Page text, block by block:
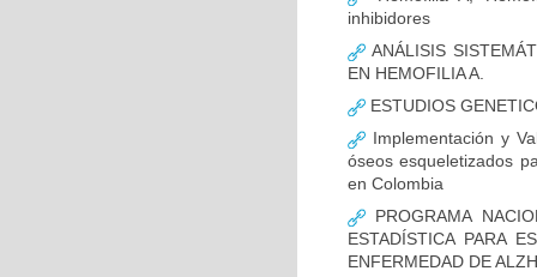
inhibidores
ANÁLISIS
EN HEMOFILIA A.
ESTUDIOS
Implementación y
óseos esqueletizados
en Colombia
PROGRAMA
ESTADÍSTICA PARA
ENFERMEDAD DE